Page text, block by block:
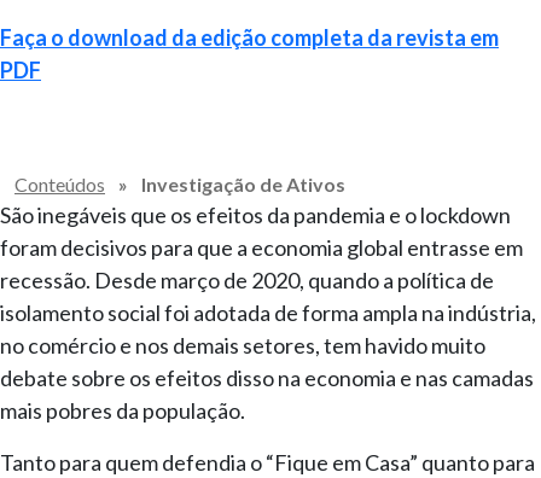
Faça o download da edição completa da revista em
PDF
Conteúdos » Investigação de Ativos
São inegáveis que os efeitos da pandemia e o lockdown
foram decisivos para que a economia global entrasse em
recessão. Desde março de 2020, quando a política de
isolamento social foi adotada de forma ampla na indústria,
no comércio e nos demais setores, tem havido muito
debate sobre os efeitos disso na economia e nas camadas
mais pobres da população.
Tanto para quem defendia o “Fique em Casa” quanto para